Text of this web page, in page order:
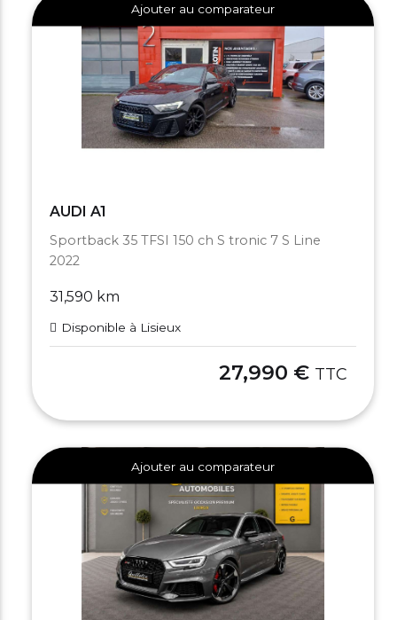
Ajouter au comparateur
AUDI A1
Sportback 35 TFSI 150 ch S tronic 7 S Line
2022
31,590 km
Disponible à Lisieux
27,990 € TTC
Ajouter au comparateur